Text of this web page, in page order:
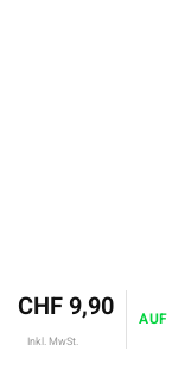
CHF 9,90
Inkl. MwSt.
AUF